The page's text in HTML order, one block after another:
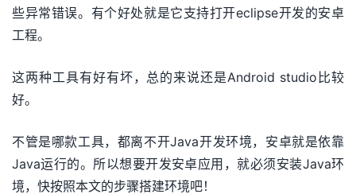
些异常错误。有个好处就是它支持打开eclipse开发的安卓
工程。
这两种工具有好有坏，总的来说还是Android studio比较
好。
不管是哪款工具，都离不开Java开发环境，安卓就是依靠
Java运行的。所以想要开发安卓应用，就必须安装Java环
境，快按照本文的步骤搭建环境吧！